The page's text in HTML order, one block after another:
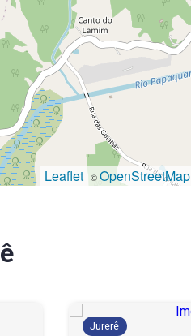
Leaflet | ©OpenStreetMap
Jurerê